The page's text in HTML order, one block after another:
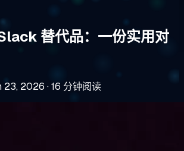
替代品：一份实用对
23, 2026 ·16 分钟阅读